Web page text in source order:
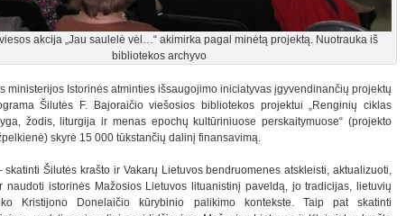
akcija „Jau saulelė vėl…“ akimirka pagal minėtą projektą. Nuotrauka iš
bibliotekos archyvo
ministerijos Istorinės atminties išsaugojimo iniciatyvas įgyvendinančių projektų
Šilutės F. Bajoraičio viešosios bibliotekos projektui „Renginių ciklas
žodis, liturgija ir menas epochų kultūriniuose perskaitymuose“ (projekto
skyrė 15 000 tūkstančių dalinį finansavimą.
skatinti Šilutės krašto ir Vakarų Lietuvos bendruomenes atskleisti, aktualizuoti,
naudoti istorinės Mažosios Lietuvos lituanistinį paveldą, jo tradicijas, lietuvių
Kristijono Donelaičio kūrybinio palikimo kontekste. Taip pat skatinti